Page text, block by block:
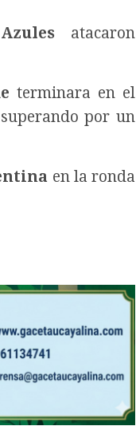
atacaron
terminara en el
por un
en la ronda